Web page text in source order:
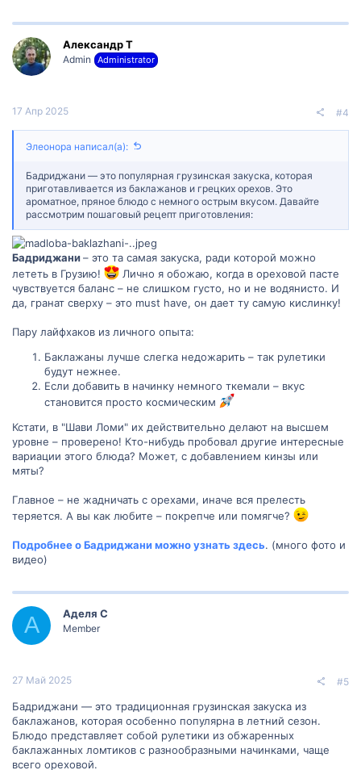
Александр Т
Admin Administrator
17 Апр 2025 #4
Элеонора написал(а):
Бадриджани — это популярная грузинская закуска, которая
приготавливается из баклажанов и грецких орехов. Это
ароматное, пряное блюдо с немного острым вкусом. Давайте
рассмотрим пошаговый рецепт приготовления:
Бадриджани– это та самая закуска, ради которой можно
лететь в Грузию!
Лично я обожаю, когда в ореховой пасте
чувствуется баланс – не слишком густо, но и не водянисто. И
да, гранат сверху – это must have, он дает ту самую кислинку!
Пару лайфхаков из личного опыта:
Баклажаны лучше слегка недожарить – так рулетики
будут нежнее.
Если добавить в начинку немного ткемали – вкус
становится просто космическим
Кстати, в "Шави Ломи" их действительно делают на высшем
уровне – проверено! Кто-нибудь пробовал другие интересные
вариации этого блюда? Может, с добавлением кинзы или
мяты?
Главное – не жадничать с орехами, иначе вся прелесть
теряется. А вы как любите – покрепче или помягче?
Подробнее о Бадриджани можно узнать здесь. (много фото и
видео)
А Аделя С
Member
27 Май 2025 #5
Бадриджани — это традиционная грузинская закуска из
баклажанов, которая особенно популярна в летний сезон.
Блюдо представляет собой рулетики из обжаренных
баклажанных ломтиков с разнообразными начинками, чаще
всего ореховой.